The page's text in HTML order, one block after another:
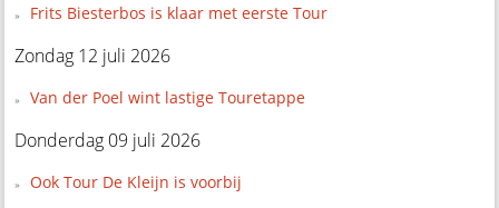
Frits Biesterbos is klaar met eerste Tour
Zondag 12 juli 2026
Van der Poel wint lastige Touretappe
Donderdag 09 juli 2026
Ook Tour De Kleijn is voorbij